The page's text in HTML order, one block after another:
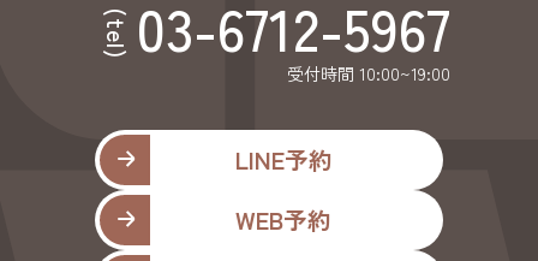
(tel) 03-6712-5967
受付時間 10:00~19:00
LINE予約
WEB予約